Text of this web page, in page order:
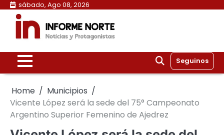
Skip
content
sábado, Ago 08, 2026
Seguinos
Home
Municipios
Vicente López será la sede del 75° Campeonato
Argentino Superior Femenino de Ajedrez